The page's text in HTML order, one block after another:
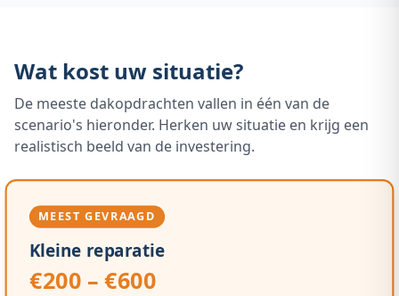
Wat kost uw situatie?
De meeste dakopdrachten vallen in één van de
scenario's hieronder. Herken uw situatie en krijg een
realistisch beeld van de investering.
MEEST GEVRAAGD
Kleine reparatie
€200 – €600